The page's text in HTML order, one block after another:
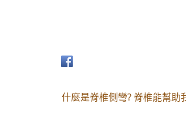
什麼是脊椎側彎? 脊椎能幫助